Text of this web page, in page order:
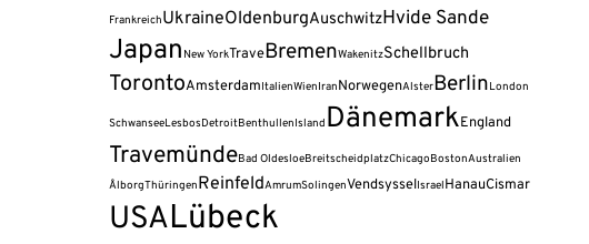
FrankreichUkraineOldenburgAuschwitzHvide Sande
Japan New YorkTraveBremenWakenitzSchellbruch
TorontoAmsterdamItalienWienIranNorwegenAlsterBerlinLondon
SchwanseeLesbosDetroitBenthullenIsland DänemarkEngland
TravemündeBad OldesloeBreitscheidplatzChicagoBostonAustralien
ÅlborgThüringenReinfeldAmrumSolingenVendsysselIsraelHanauCismar
USALübeck